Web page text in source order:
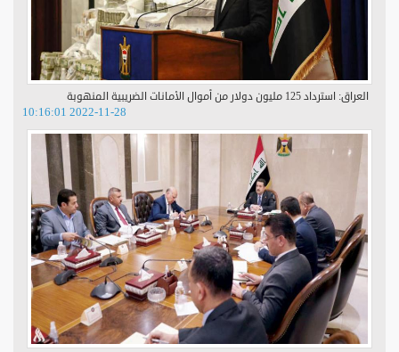
العراق: استرداد 125 مليون دولار من أموال الأمانات الضريبية المنهوبة
2022-11-28 10:16:01